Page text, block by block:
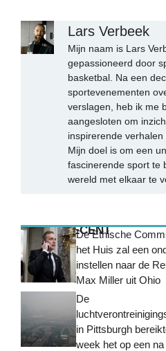
Lars Verbeek
Mijn naam is Lars
gepassioneerd door
basketbal. Na een
sportevenementen
verslagen, heb ik me
aangesloten om
inspirerende verhalen
Mijn doel is om een
fascinerende sport te
wereld met elkaar te
MEEST RECENT
De Ethische
het Huis zal een
instellen naar de
Max Miller uit Ohio
De
in Pittsburgh
week het op een